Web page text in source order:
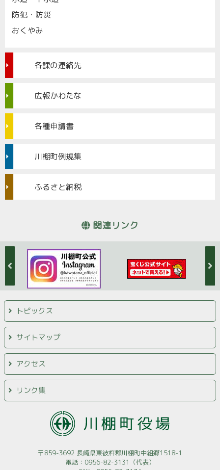
防犯・防災
おくやみ
各課の連絡先
広報かわたな
各種申請書
川棚町例規集
ふるさと納税
関連リンク
トピックス
サイトマップ
アクセス
リンク集
〒859-3692 長崎県東彼杵郡川棚町中組郷1518-1
電話：0956-82-3131（代表）